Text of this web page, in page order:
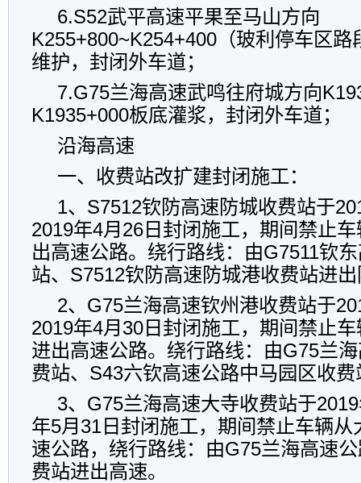
6.S52武平高速平果至马山方向
K255+800~K254+400（玻利停车区
维护，封闭外车道；
7.G75兰海高速武鸣往府城方向
K1935+000板底灌浆，封闭外车道；
沿海高速
一、收费站改扩建封闭施工：
1、S7512钦防高速防城收费站于
2019年4月26日封闭施工，期间禁止
出高速公路。绕行路线：由G7511钦
站、S7512钦防高速防城港收费站进
2、G75兰海高速钦州港收费站于
2019年4月30日封闭施工，期间禁止
进出高速公路。绕行路线：由G75兰
费站、S43六钦高速公路中马园区收
3、G75兰海高速大寺收费站于
年5月31日封闭施工，期间禁止车辆从
速公路，绕行路线：由G75兰海高速
费站进出高速。